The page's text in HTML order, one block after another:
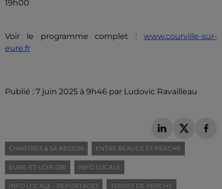
19h00
Voir le programme complet : www.courville-sur-
eure.fr
Publié : 7 juin 2025 à 9h46 par Ludovic Ravailleau
CHARTRES & SA RÉGION ENTRE BEAUCE ET PERCHE
EURE-ET-LOIR (28) INFO LOCALE
INFO LOCALE - REPORTAGES TERRES DE PERCHE